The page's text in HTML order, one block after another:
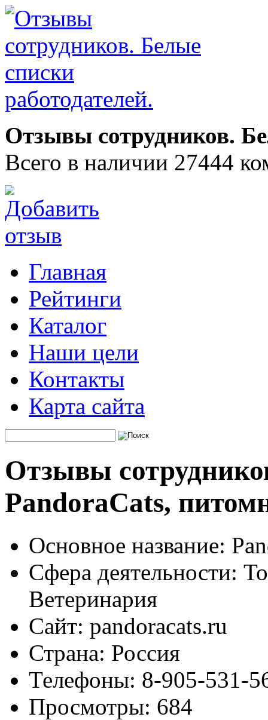
Отзывы сотрудников.
Всего в наличии 27444
Главная
Рейтинги
Каталог
Наши цели
Контакты
Карта сайта
Отзывы
PandoraCats,
Основное название:
Сфера деятельности:
Ветеринария
Сайт: pandoracats.ru
Страна: Россия
Телефоны: 8-905-531-
Просмотры: 684